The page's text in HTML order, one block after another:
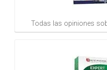
Todas las opiniones